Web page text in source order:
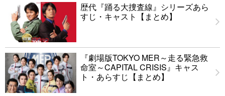
歴代『踊る大捜査線』シリーズあら
すじ・キャスト【まとめ】
『劇場版TOKYO MER～走る緊急救
命室～CAPITAL CRISIS』キャス
ト・あらすじ【まとめ】